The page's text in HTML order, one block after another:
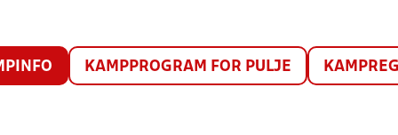
KAMPPROGRAM FOR PULJE